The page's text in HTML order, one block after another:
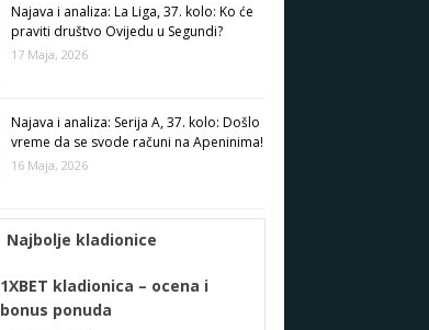
Najava i analiza: La Liga, 37. kolo: Ko će
praviti društvo Ovijedu u Segundi?
17 Maja, 2026
Najava i analiza: Serija A, 37. kolo: Došlo
vreme da se svode računi na Apeninima!
16 Maja, 2026
Najbolje kladionice
1XBET kladionica – ocena i
bonus ponuda